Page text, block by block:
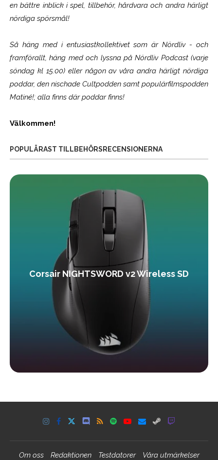
en bättre inblick i spel, tillbehör, hårdvara och andra härligt
nördiga spörsmål!
Så häng med i entusiastkollektivet som ärNördliv- och
framförallt, häng med och lyssna på Nördliv Podcast (varje
söndag kl 15.00) eller någon av våra andra härligt nördiga
poddar, den nischade Cultpodden samt populärfilmspodden
Matiné!; alla finns där poddar finns!
Välkommen!
POPULÄRAST TILLBEHÖRSRECENSIONERNA
Corsair NIGHTSWORD v2 Wireless SD
Om oss Redaktionen Testdatorer Våra utmärkelser